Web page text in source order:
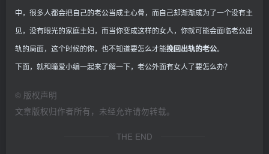
中，很多人都会把自己的老公当成主心骨，而自己却渐渐成为了一个没有主
见，没有眼光的家庭主妇，而当你变成这样的女人，你就可能会面临老公出
轨的局面，这个时候的你，也不知道要怎么才能挽回出轨的老公。
下面，就和瞳爱小编一起来了解一下，老公外面有女人了要怎么办？
© 版权声明
文章版权归作者所有，未经允许请勿转载。
THE END